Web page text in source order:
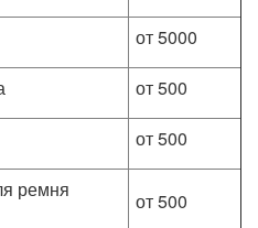
от 5000
от 500
от 500
ремня
от 500